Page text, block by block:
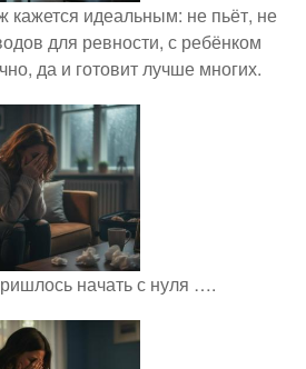
идеальным: не пьёт, не
для ревности, с ребёнком
да и готовит лучше многих.
начать с нуля ….